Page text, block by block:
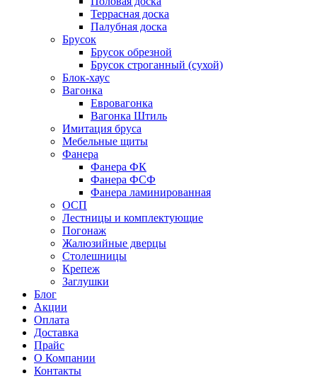
Террасная доска
Палубная доска
Брусок
Брусок обрезной
Брусок строганный (сухой)
Блок-хаус
Вагонка
Евровагонка
Вагонка Штиль
Имитация бруса
Мебельные щиты
Фанера
Фанера ФК
Фанера ФСФ
Фанера ламинированная
ОСП
Лестницы и комплектующие
Погонаж
Жалюзийные дверцы
Столешницы
Крепеж
Заглушки
Блог
Акции
Оплата
Доставка
Прайс
О Компании
Контакты